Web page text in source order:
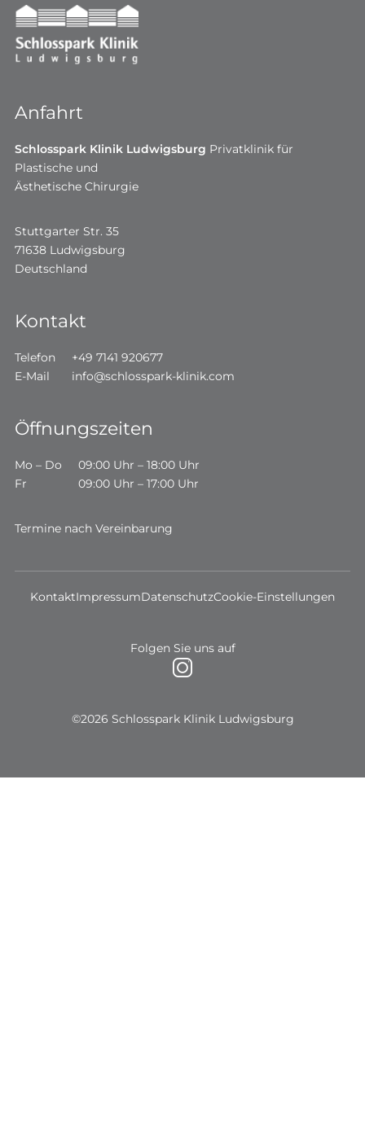
Anfahrt
Schlosspark Klinik Ludwigsburg Privatklinik für
Plastische und
Ästhetische Chirurgie
Stuttgarter Str. 35
71638 Ludwigsburg
Deutschland
Kontakt
Telefon
+49 7141 920677
E-Mail
info@schlosspark-klinik.com
Öffnungszeiten
Mo – Do
09:00 Uhr – 18:00 Uhr
Fr
09:00 Uhr – 17:00 Uhr
Termine nach Vereinbarung
©2026 Schlosspark Klinik Ludwigsburg
KontaktImpressumDatenschutzCookie-Einstellungen
Folgen Sie uns auf